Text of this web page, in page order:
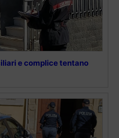
e complice tentano